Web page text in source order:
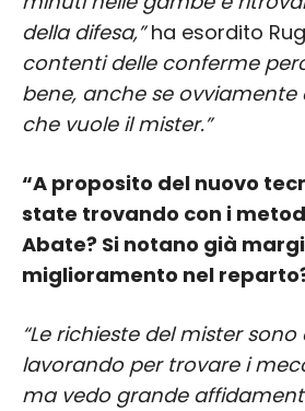
della difesa,”ha esordito
contenti delle conferme
bene, anche se ovviamente
che vuole il mister.”
“A proposito del nuovo
state trovando con i
Abate? Si notano già
miglioramento nel
“Le richieste del mister
lavorando per trovare i
ma vedo grande